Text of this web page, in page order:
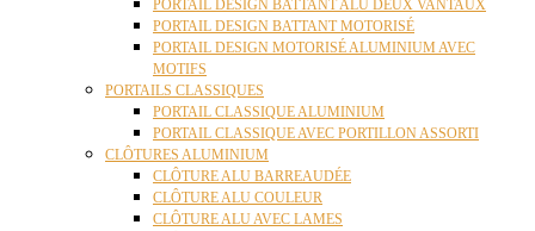
PORTAIL DESIGN BATTANT ALU DEUX VANTAUX
PORTAIL DESIGN BATTANT MOTORISÉ
PORTAIL DESIGN MOTORISÉ ALUMINIUM AVEC
MOTIFS
PORTAILS CLASSIQUES
PORTAIL CLASSIQUE ALUMINIUM
PORTAIL CLASSIQUE AVEC PORTILLON ASSORTI
CLÔTURES ALUMINIUM
CLÔTURE ALU BARREAUDÉE
CLÔTURE ALU COULEUR
CLÔTURE ALU AVEC LAMES